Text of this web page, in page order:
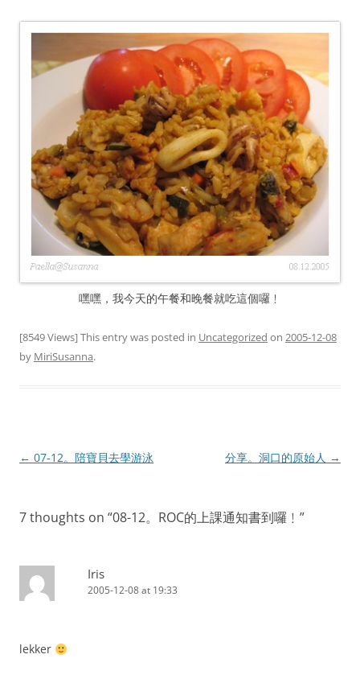
嘿嘿，我今天的午餐和晚餐就吃這個囉﹗
[8549 Views] This entry was posted in Uncategorized on 2005-12-08
by MiriSusanna.
Post
← 07-12。陪寶貝去學游泳 分享。洞口的原始人 →
7 thoughts on “08-12。ROC的上課通知書到囉﹗ ”
Iris
2005-12-08 at 19:33
lekker